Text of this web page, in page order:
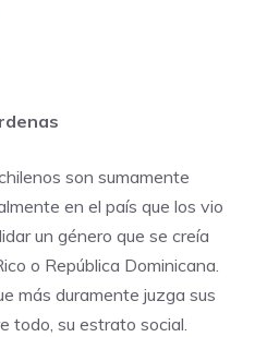
son sumamente
en el país que los vio
un género que se creía
o República Dominicana.
más duramente juzga sus
todo, su estrato social.